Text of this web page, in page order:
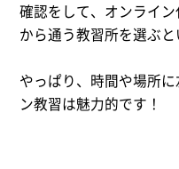
確認をして、オンライ
から通う教習所を選ぶと
やっぱり、時間や場所
ン教習は魅力的です！